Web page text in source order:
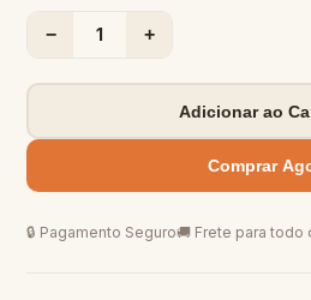
− 1 +
Adicionar ao
Comprar
🔒 Pagamento Seguro🚚 Frete para todo